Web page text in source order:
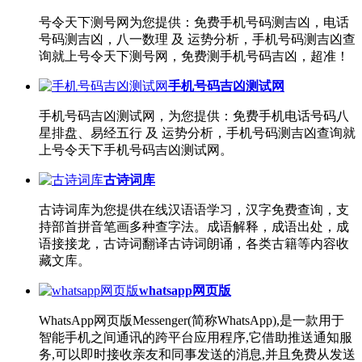
号令天下测号网为您提供：免费手机号码测吉凶，电话
号码测吉凶，八一数理 及 运势分析，手机号码测吉凶查
询就上号令天下测号网，免费测手机号码吉凶，超准！
手机号码吉凶测试网
手机号码吉凶测试网，为您提供：免费手机电话号码八
星排盘、易经五行 及 运势分析，手机号码测吉凶查询就
上号令天下手机号码吉凶测试网。
古诗词库
古诗词库为您提供在线汉语语学习，汉字免费查询，支
持部首拼音笔画多种查字法。成语解释，成语出处，成
语接接龙，古诗词翻译古诗词朗诵，各类古籍等内容收
藏文库。
whatsapp网页版
WhatsApp网页版Messenger(简称WhatsApp),是一款用于
智能手机之间通讯的跨平台应用程序,它借助推送通知服
务,可以即时接收亲友和同事发送的消息,并且免费从发送